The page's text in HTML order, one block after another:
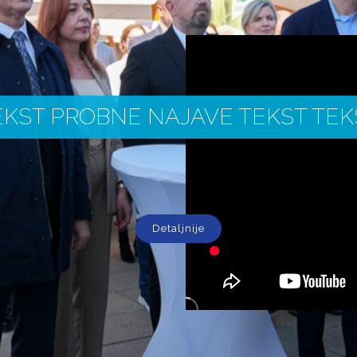
PROBNE NAJAVE TEKST
Detaljnije